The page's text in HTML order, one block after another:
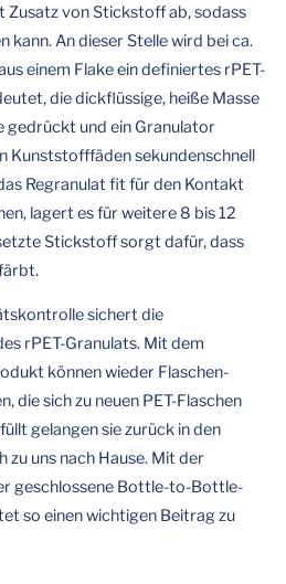
Zusatz von Stickstoff ab, sodass
kann. An dieser Stelle wird bei ca.
einem Flake ein definiertes rPET-
die dickflüssige, heiße Masse
und ein Granulator
Kunststofffäden sekundenschnell
Regranulat fit für den Kontakt
lagert es für weitere 8 bis 12
Stickstoff sorgt dafür, dass
sichert die
rPET-Granulats. Mit dem
können wieder Flaschen-
die sich zu neuen PET-Flaschen
gelangen sie zurück in den
zu uns nach Hause. Mit der
geschlossene Bottle-to-Bottle-
so einen wichtigen Beitrag zu